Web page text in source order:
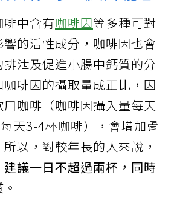
中含有咖啡因等多種可對
的活性成分，咖啡因也會
泄及促進小腸中鈣質的分
啡因的攝取量成正比，因
咖啡（咖啡因攝入量每天
天3-4杯咖啡），會增加骨
以，對較年長的人來說，
議一日不超過兩杯，同時
。